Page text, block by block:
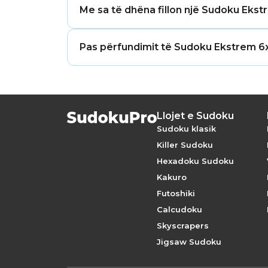
36 qeliza. Ai kërkon zinxhirë të
e degëve logjike nëpër rrjetë përpara
Me sa të dhëna fillon një Sudoku
nga 36 qelizat. Kjo është afërsisht
deterministe.
Pas përfundimit të Sudoku Ekstrem
Llojet e Sudoku
Sudoku klasik
Killer Sudoku
Hexadoku Sudoku
Kakuro
Futoshiki
Calcudoku
Skyscrapers
Jigsaw Sudoku